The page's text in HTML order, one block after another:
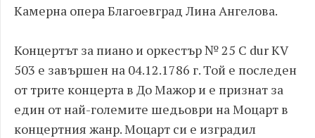
Камерна опера Благоевград Лина Ангелова.
Концертът за пиано и оркестър № 25 C dur KV
503 е завършен на 04.12.1786 г. Той е последен
от трите концерта в До Мажор и е признат за
един от най-големите шедьоври на Моцарт в
концертния жанр. Моцарт си е изградил